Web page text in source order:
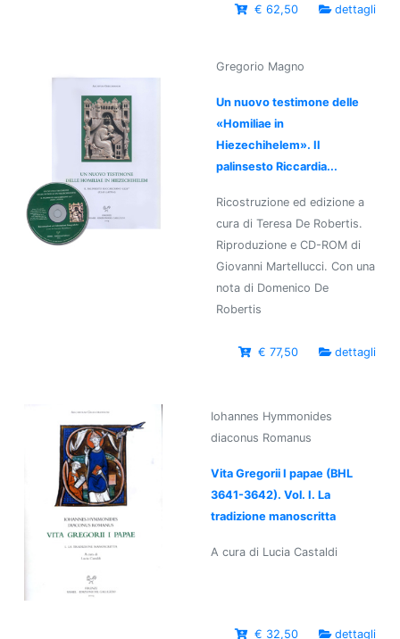
€ 62,50 dettagli
Gregorio Magno
Un nuovo testimone delle
«Homiliae in
Hiezechihelem». Il
palinsesto Riccardia...
Ricostruzione ed edizione a
cura di Teresa De Robertis.
Riproduzione e CD-ROM di
Giovanni Martellucci. Con una
nota di Domenico De
Robertis
€ 77,50 dettagli
Iohannes Hymmonides
diaconus Romanus
Vita Gregorii I papae (BHL
3641-3642). Vol. I. La
tradizione manoscritta
A cura di Lucia Castaldi
€ 32,50 dettagli